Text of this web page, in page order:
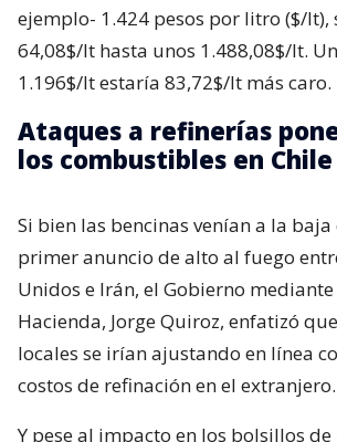
ejemplo- 1.424 pesos por litro ($/lt),
64,08$/lt hasta unos 1.488,08$/lt.
1.196$/lt estaría 83,72$/lt más caro.
Ataques a refinerías
los combustibles en Chile
Si bien las bencinas venían a la
primer anuncio de alto al fuego
Unidos e Irán, el Gobierno
Hacienda, Jorge Quiroz, enfatizó
locales se irían ajustando en línea
costos de refinación en el extranjero.
Y pese al impacto en los bolsillos